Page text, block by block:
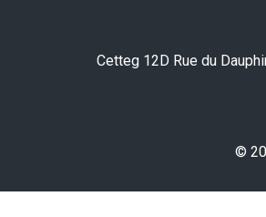
Cetteg 12D Rue du
©